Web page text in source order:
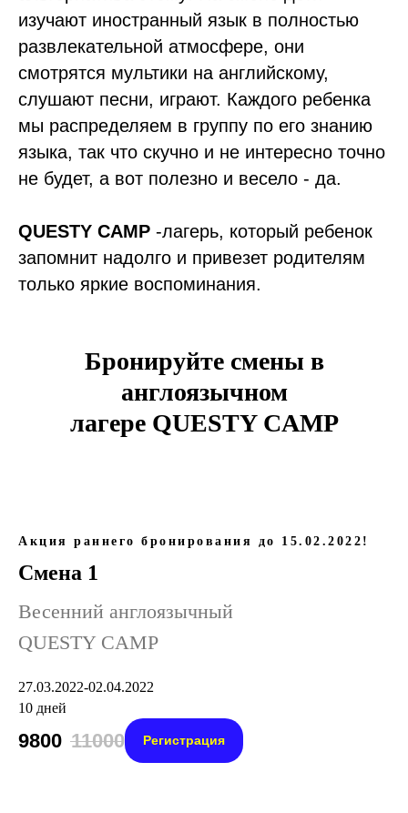
изучают иностранный язык в полностью
развлекательной атмосфере, они
смотрятся мультики на английскому,
слушают песни, играют. Каждого ребенка
мы распределяем в группу по его знанию
языка, так что скучно и не интересно точно
не будет, а вот полезно и весело - да.
QUESTY CAMP -лагерь, который ребенок
запомнит надолго и привезет родителям
только яркие воспоминания.
Бронируйте смены в
англоязычном
лагере QUESTY CAMP
Акция раннего бронирования до 15.02.2022!
Смена 1
Весенний англоязычный
QUESTY CAMP
27.03.2022-02.04.2022
10 дней
9800 11000 Регистрация